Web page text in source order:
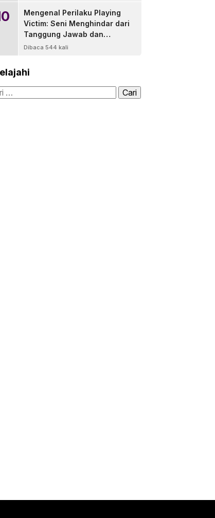
Mengenal Perilaku Playing
Victim: Seni Menghindar dari
Tanggung Jawab dan
Solusinya
Dibaca 544 kali